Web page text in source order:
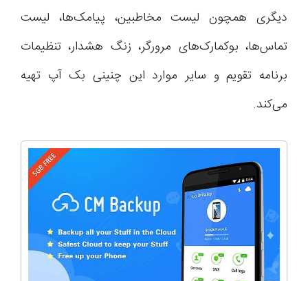
دیگری همچون لیست مخاطبین، پیامک‌ها، لیست
تماس‌ها، بوکمارک‌های مرورگر، زنگ هشدار، تنظیمات
برنامه تقویم و سایر موارد این چنینی بک آپ تهیه
می‌کند.